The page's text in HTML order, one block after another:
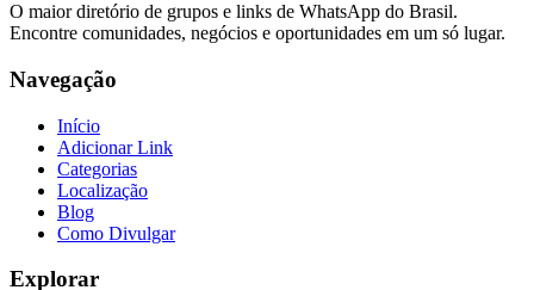
O maior diretório de grupos e links de WhatsApp do Brasil.
Encontre comunidades, negócios e oportunidades em um só lugar.
Navegação
Início
Adicionar Link
Categorias
Localização
Blog
Como Divulgar
Explorar